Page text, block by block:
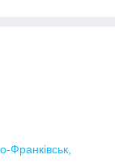
Франківськ,